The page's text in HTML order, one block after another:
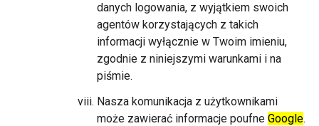
danych logowania, z wyjątkiem swoich
agentów korzystających z takich
informacji wyłącznie w Twoim imieniu,
zgodnie z niniejszymi warunkami i na
piśmie.
Nasza komunikacja z użytkownikami
może zawierać informacje poufne Google.